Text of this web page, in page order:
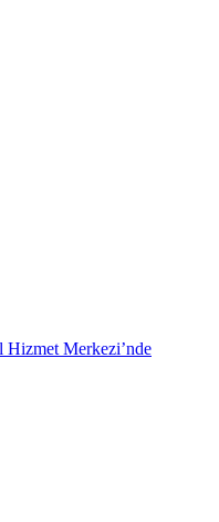
Hizmet Merkezi’nde